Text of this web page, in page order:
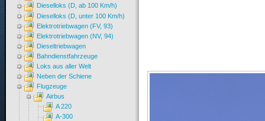
Dieselloks (D, ab 100 Km/h)
Dieselloks (D, unter 100 Km/h)
Elektrotriebwagen (FV, 93)
Elektrotriebwagen (NV, 94)
Dieseltriebwagen
Bahndienstfahrzeuge
Loks aus aller Welt
Neben der Schiene
Flugzeuge
Airbus
A 220
A-300